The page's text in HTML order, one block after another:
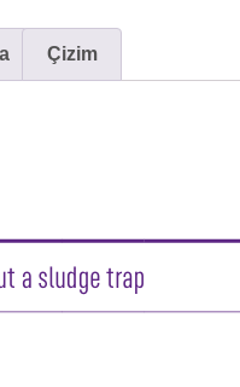
Çizim